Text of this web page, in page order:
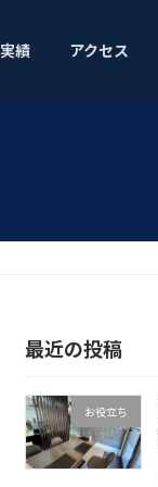
績 アクセス
最近の投稿
お役立ち